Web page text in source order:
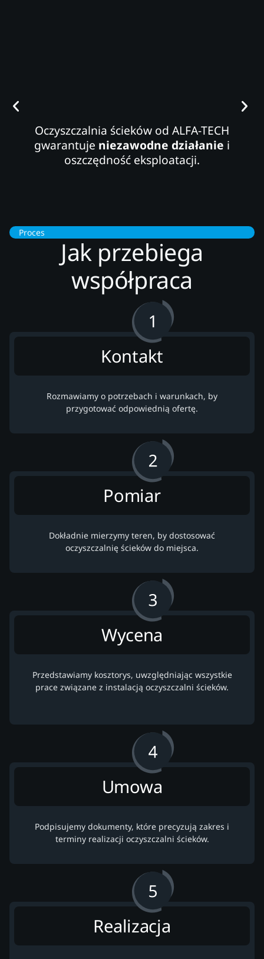
Oczyszczalnia ścieków od ALFA-TECH
gwarantuje niezawodne działanie i
oszczędność eksploatacji.
Proces
Jak przebiega
współpraca
Kontakt
Rozmawiamy o potrzebach i warunkach, by
przygotować odpowiednią ofertę.
Pomiar
Dokładnie mierzymy teren, by dostosować
oczyszczalnię ścieków do miejsca.
Wycena
Przedstawiamy kosztorys, uwzględniając wszystkie
prace związane z instalacją oczyszczalni ścieków.
Umowa
Podpisujemy dokumenty, które precyzują zakres i
terminy realizacji oczyszczalni ścieków.
Realizacja